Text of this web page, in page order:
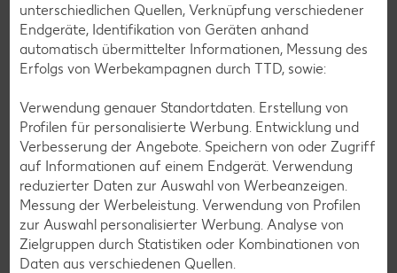
Avocado-Rezepte
Erdbeer-Rezepte
Blaubeer-Rezepte
Bananen-Rezepte
Zurück zu allen Rezepten
unterschiedlichen Quellen, Verknüpfung verschiedener
Endgeräte, Identifikation von Geräten anhand
automatisch übermittelter Informationen, Messung des
Erfolgs von Werbekampagnen durch TTD, sowie:
Verwendung genauer Standortdaten. Erstellung von
Profilen für personalisierte Werbung. Entwicklung und
Verbesserung der Angebote. Speichern von oder Zugriff
auf Informationen auf einem Endgerät. Verwendung
reduzierter Daten zur Auswahl von Werbeanzeigen.
Messung der Werbeleistung. Verwendung von Profilen
zur Auswahl personalisierter Werbung. Analyse von
Zielgruppen durch Statistiken oder Kombinationen von
Daten aus verschiedenen Quellen.